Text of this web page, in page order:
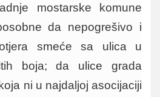
mostarske komune
da nepogrešivo i
smeće sa ulica u
boja; da ulice grada
ni u najdaljoj asocijaciji